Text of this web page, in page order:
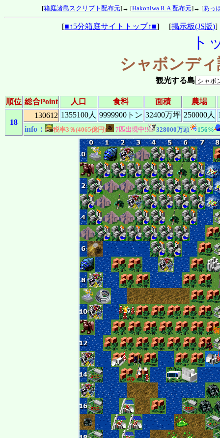
[箱庭諸島スクリプト配布元]→ [Hakoniwa R.A.配布元]→ [あっ
[■↑5分箱庭サイトトップ↑■] [掲示板(JS版)
ト
シャボンデ
観光する島
順位 総合Point 人口 食料 面積 農場
18
130612 1355100人 9999900トン 32400万坪 250000人
info：
税率3％(4065億円) 7匹出現中!! 328000万頭 156%